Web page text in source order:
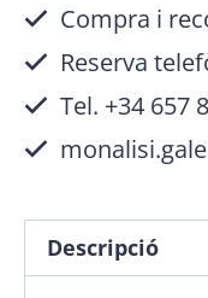
Compra i
Reserva
Tel. +34 657
Descripció